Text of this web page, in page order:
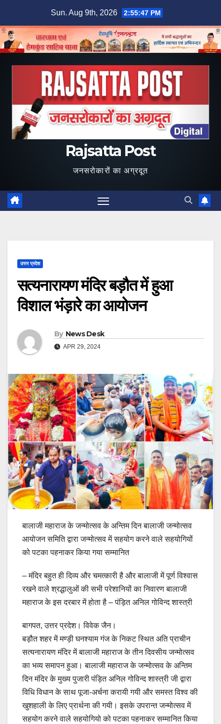
content
Sun. Aug 9th, 2026 2:55:48 PM
Rajsatta Post
जनसरोकारों का अग्रदूत
उत्तर प्रदेश
सत्यनारायण मंदिर बड़ौत में हुआ
विशाल भंड़ारे का आयोजन
By News Desk
APR 29, 2024
बालाजी महाराज के जन्मोत्सव के अन्तिम दिन बालाजी जन्मोत्सव
आयोजन समिति द्वारा जन्मोत्सव में सहयोग करने वाले सहयोगियों
को पटका पहनाकर किया गया सम्मानित
– मंदिर बहुत ही दिव्य और चमत्कारी है और बालाजी में पूर्ण विश्वास
रखने वाले श्रद्धालुओं की सभी परेशानियों का निवारण बालाजी
महाराज के इस दरबार में होता है – पंड़ित अनिल गोविन्द शास्त्री
बागपत, उत्तर प्रदेश। विवेक जैन।
बड़ौत शहर में मण्ड़ी घनश्याम गंज के निकट स्थित अति प्राचीन
सत्यनारायण मंदिर में बालाजी महाराज के तीन दिवसीय जन्मोत्सव
का भव्य समापन हुआ। बालाजी महाराज के जन्मोत्सव के अन्तिम
दिन मंदिर के मुख्य पुजारी पंड़ित अनिल गोविन्द शास्त्री जी द्वारा
विधि विधान के साथ पूजा-अर्चना करायी गयी और समस्त विश्व की
खुशहाली के लिए प्रार्थना की गयी। इसके उपरान्त जन्मोत्सव में
सहयोग करने वाले सहयोगियो को पटका पहनाकर सम्मानित किया